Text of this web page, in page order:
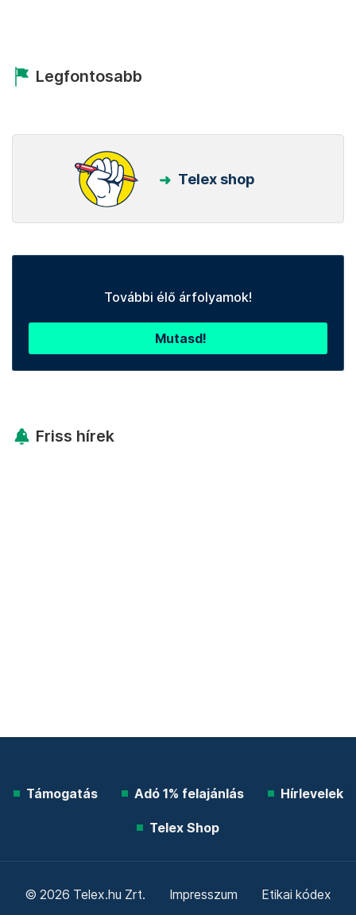
Legfontosabb
Telex shop
További élő árfolyamok!
Mutasd!
Friss hírek
Támogatás Adó 1% felajánlás Hírlevelek
Telex Shop
© 2026 Telex.hu Zrt. Impresszum Etikai kódex